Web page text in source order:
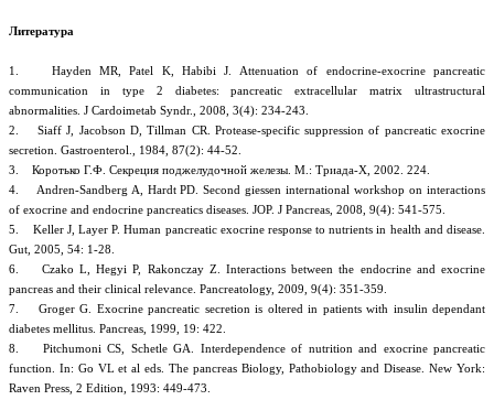
Литература
1. Hayden MR, Patel K, Habibi J. Attenuation of endocrine-exocrine pancreatic
communication in type 2 diabetes: pancreatic extracellular matrix ultrastructural
abnormalities. J Cardoimetab Syndr., 2008, 3(4): 234-243.
2. Siaff J, Jacobson D, Tillman CR. Protease-specific suppression of pancreatic exocrine
secretion. Gastroenterol., 1984, 87(2): 44-52.
3. Коротько Г.Ф. Секреция поджелудочной железы. М.: Триада-Х, 2002. 224.
4. Andren-Sandberg A, Hardt PD. Second giessen international workshop on interactions
of exocrine and endocrine pancreatics diseases. JOP. J Pancreas, 2008, 9(4): 541-575.
5. Keller J, Layer P. Human pancreatic exocrine response to nutrients in health and disease.
Gut, 2005, 54: 1-28.
6. Czako L, Hegyi P, Rakonczay Z. Interactions between the endocrine and exocrine
pancreas and their clinical relevance. Pancreatology, 2009, 9(4): 351-359.
7. Groger G. Exocrine pancreatic secretion is oltered in patients with insulin dependant
diabetes mellitus. Pancreas, 1999, 19: 422.
8. Pitchumoni CS, Schetle GA. Interdependence of nutrition and exocrine pancreatic
function. In: Go VL et al eds. The pancreas Biology, Pathobiology and Disease. New York:
Raven Press, 2 Edition, 1993: 449-473.